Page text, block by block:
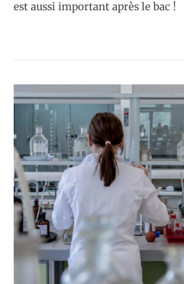
est aussi important après le bac !